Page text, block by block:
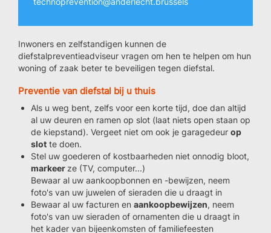
Inwoners en zelfstandigen kunnen de
diefstalpreventieadviseur vragen om hen te helpen om hun
woning of zaak beter te beveiligen tegen diefstal.
Preventie van diefstal bij u thuis
Als u weg bent, zelfs voor een korte tijd, doe dan altijd
al uw deuren en ramen op slot (laat niets open staan op
de kiepstand). Vergeet niet om ook je garagedeur op
slot te doen.
Stel uw goederen of kostbaarheden niet onnodig bloot,
markeer ze (TV, computer...)
Bewaar al uw aankoopbonnen en -bewijzen, neem
foto's van uw juwelen of sieraden die u draagt in
Bewaar al uw facturen en aankoopbewijzen, neem
foto's van uw sieraden of ornamenten die u draagt in
het kader van bijeenkomsten of familiefeesten